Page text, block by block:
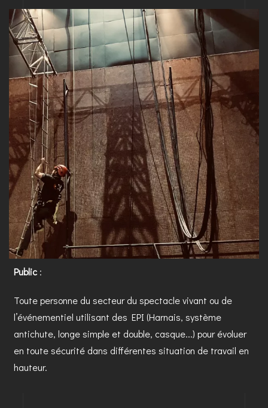
Public:
Toute personne du secteur du spectacle vivant ou de
l’événementiel utilisant des EPI (Harnais, système
antichute, longe simple et double, casque...) pour évoluer
en toute sécurité dans différentes situation de travail en
hauteur.